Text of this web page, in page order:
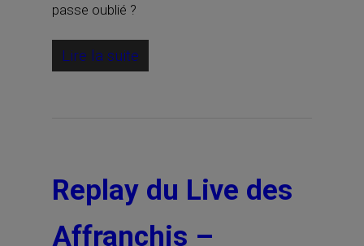
passe oublié ?
Lire la suite
Replay du Live des
Affranchis –